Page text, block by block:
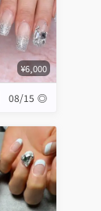
¥6,000
08/15 ◎